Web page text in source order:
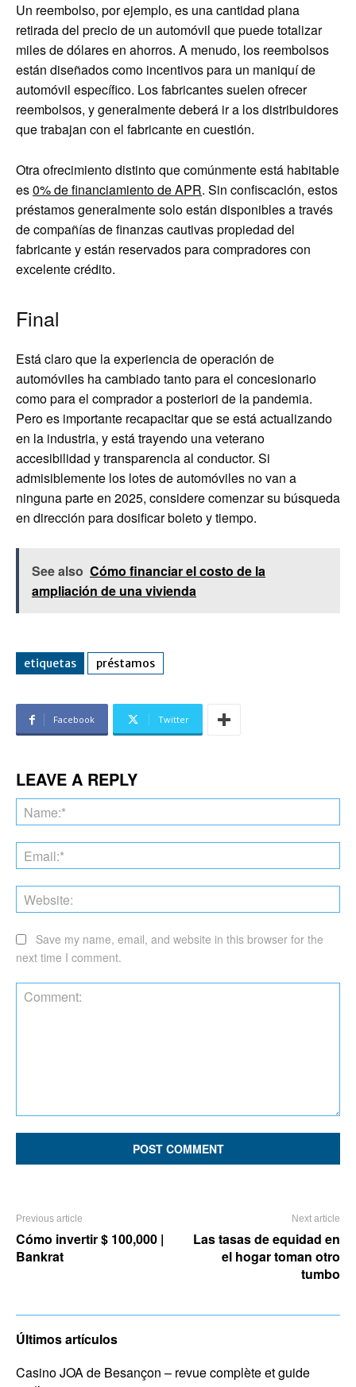
Un reembolso, por ejemplo, es una cantidad plana
retirada del precio de un automóvil que puede totalizar
miles de dólares en ahorros. A menudo, los reembolsos
están diseñados como incentivos para un maniquí de
automóvil específico. Los fabricantes suelen ofrecer
reembolsos, y generalmente deberá ir a los distribuidores
que trabajan con el fabricante en cuestión.
Otra ofrecimiento distinto que comúnmente está habitable
es0% de financiamiento de APR. Sin confiscación, estos
préstamos generalmente solo están disponibles a través
de compañías de finanzas cautivas propiedad del
fabricante y están reservados para compradores con
excelente crédito.
Final
Está claro que la experiencia de operación de
automóviles ha cambiado tanto para el concesionario
como para el comprador a posteriori de la pandemia.
Pero es importante recapacitar que se está actualizando
en la industria, y está trayendo una veterano
accesibilidad y transparencia al conductor. Si
admisiblemente los lotes de automóviles no van a
ninguna parte en 2025, considere comenzar su búsqueda
en dirección para dosificar boleto y tiempo.
See also Cómo financiar el costo de la
ampliación de una vivienda
etiquetas préstamos
Facebook Twitter
LEAVE A REPLY
Save my name, email, and website in this browser for the
next time I comment.
Previous article
Cómo invertir $ 100,000 |
Bankrat
Next article
Las tasas de equidad en
el hogar toman otro
tumbo
Últimos artículos
Casino JOA de Besançon – revue complète et guide